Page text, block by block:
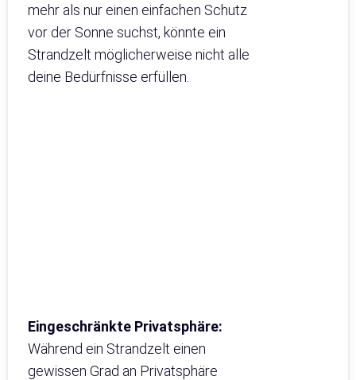
mehr als nur einen einfachen Schutz
vor der Sonne suchst, könnte ein
Strandzelt möglicherweise nicht alle
deine Bedürfnisse erfüllen.
Eingeschränkte Privatsphäre:
Während ein Strandzelt einen
gewissen Grad an Privatsphäre